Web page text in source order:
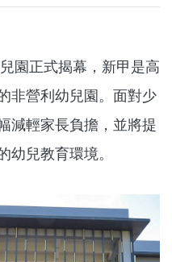
正式揭幕，新甲是高
非營利幼兒園。面對少
減輕家長負擔，並將提
幼兒教育環境。